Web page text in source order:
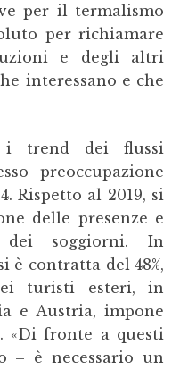
per il termalismo
per richiamare
e degli altri
interessano e che
i trend dei flussi
preoccupazione
Rispetto al 2019, si
delle presenze e
soggiorni. In
è contratta del 48%,
turisti esteri, in
e Austria, impone
«Di fronte a questi
– è necessario un